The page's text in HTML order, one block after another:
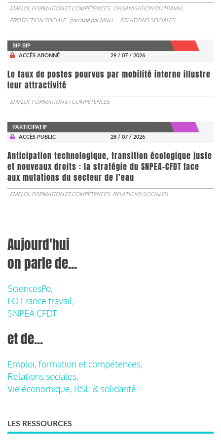
EMPLOI, FORMATION ET COMPÉTENCES ORGANISATION DU TRAVAIL
PROTECTION SOCIALE
parrainé parMNH RELATIONS SOCIALES
BIP BIP
ACCÈS ABONNÉ
29 / 07 / 2026
Le taux de postes pourvus par mobilité interne illustre
leur attractivité
EMPLOI, FORMATION ET COMPÉTENCES
PARTICIPATIF
ACCÈS PUBLIC
28 / 07 / 2026
Anticipation technologique, transition écologique juste
et nouveaux droits : la stratégie du SNPEA-CFDT face
aux mutations du secteur de l’eau
EMPLOI, FORMATION ET COMPÉTENCES RELATIONS SOCIALES
Aujourd'hui
on parle de...
SciencesPo,
FO France travail,
SNPEA CFDT
et de...
Emploi, formation et compétences,
Relations sociales,
Vie économique, RSE & solidarité
LES RESSOURCES